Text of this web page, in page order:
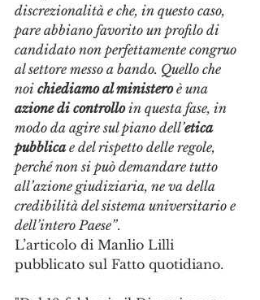
discrezionalità e che, in questo caso,
pare abbiano favorito un profilo di
candidato non perfettamente congruo
al settore messo a bando. Quello che
noi chiediamo al ministero è una
azione di controllo in questa fase, in
modo da agire sul piano dell’etica
pubblica e del rispetto delle regole,
perché non si può demandare tutto
all’azione giudiziaria, ne va della
credibilità del sistema universitario e
dell’intero Paese”.
L’articolo di Manlio Lilli
pubblicato sul Fatto quotidiano.